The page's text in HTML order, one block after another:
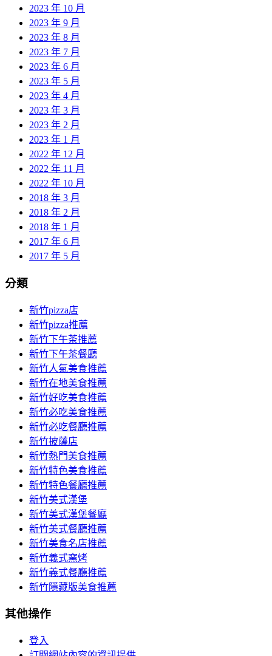
2023 年 10 月
2023 年 9 月
2023 年 8 月
2023 年 7 月
2023 年 6 月
2023 年 5 月
2023 年 4 月
2023 年 3 月
2023 年 2 月
2023 年 1 月
2022 年 12 月
2022 年 11 月
2022 年 10 月
2018 年 3 月
2018 年 2 月
2018 年 1 月
2017 年 6 月
2017 年 5 月
分類
新竹pizza店
新竹pizza推薦
新竹下午茶推薦
新竹下午茶餐廳
新竹人氣美食推薦
新竹在地美食推薦
新竹好吃美食推薦
新竹必吃美食推薦
新竹必吃餐廳推薦
新竹披薩店
新竹熱門美食推薦
新竹特色美食推薦
新竹特色餐廳推薦
新竹美式漢堡
新竹美式漢堡餐廳
新竹美式餐廳推薦
新竹美食名店推薦
新竹義式窯烤
新竹義式餐廳推薦
新竹隱藏版美食推薦
其他操作
登入